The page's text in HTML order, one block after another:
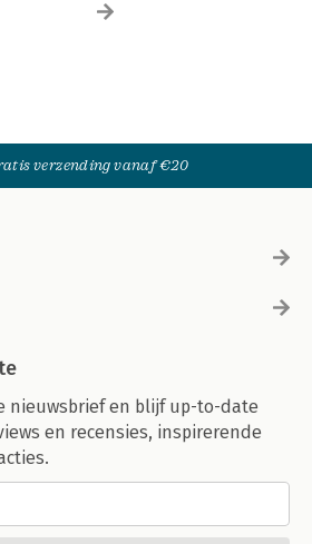
verzending vanaf €20
nieuwsbrief en blijf up-to-date
en recensies, inspirerende